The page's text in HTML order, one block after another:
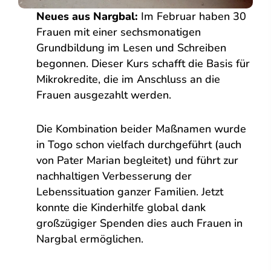
Neues aus Nargbal: Im Februar haben 30
Frauen mit einer sechsmonatigen
Grundbildung im Lesen und Schreiben
begonnen. Dieser Kurs schafft die Basis für
Mikrokredite, die im Anschluss an die
Frauen ausgezahlt werden.
Die Kombination beider Maßnamen wurde
in Togo schon vielfach durchgeführt (auch
von Pater Marian begleitet) und führt zur
nachhaltigen Verbesserung der
Lebenssituation ganzer Familien. Jetzt
konnte die Kinderhilfe global dank
großzügiger Spenden dies auch Frauen in
Nargbal ermöglichen.